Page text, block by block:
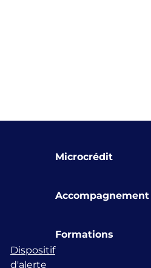
Dispositif
d'alerte
Microcrédit
Accompagnement
Formations